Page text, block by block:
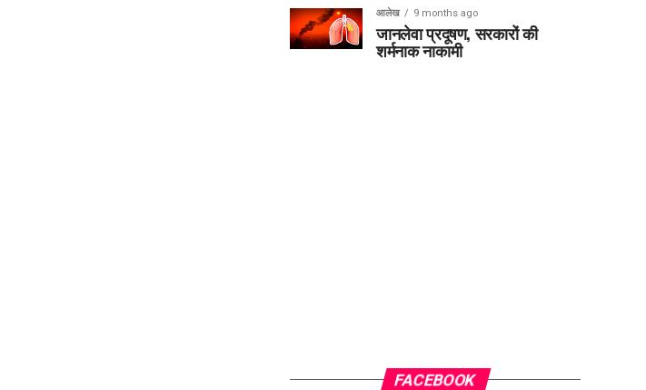
आलेख 9 months ago
जानलेवा प्रदूषण, सरकारों की
शर्मनाक नाकामी
FACEBOOK